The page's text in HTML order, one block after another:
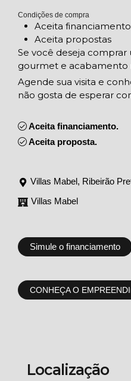
Condições de compra
Aceita financiamento
Aceita propostas
Se você deseja comprar
gourmet e acabamento
Agende sua visita e
não gosta de esperar
Aceita financiamento.
Aceita proposta.
Villas Mabel, Ribeirão
Villas Mabel
Simule o financiamento
CONHEÇA O
Localização